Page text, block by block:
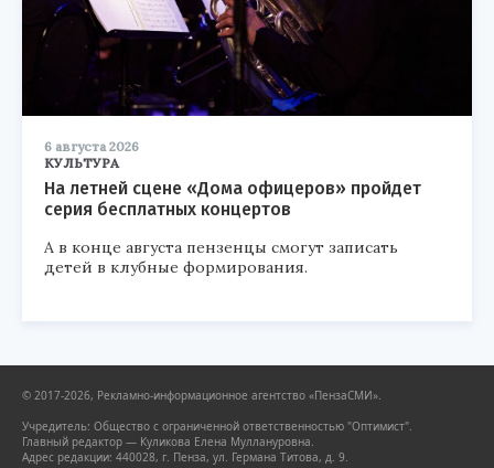
6 августа 2026
КУЛЬТУРА
На летней сцене «Дома офицеров» пройдет
серия бесплатных концертов
А в конце августа пензенцы смогут записать
детей в клубные формирования.
© 2017-2026, Рекламно-информационное агентство «ПензаСМИ».
Учредитель: Общество с ограниченной ответственностью "Оптимист".
Главный редактор — Куликова Елена Муллануровна.
Адрес редакции: 440028, г. Пенза, ул. Германа Титова, д. 9.